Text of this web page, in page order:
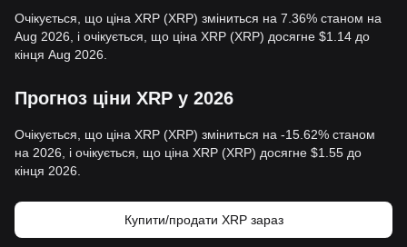
Очікується, що ціна XRP (XRP) зміниться на 7.36% станом на
Aug 2026, і очікується, що ціна XRP (XRP) досягне $1.14 до
кінця Aug 2026.
Прогноз ціни XRP у 2026
Очікується, що ціна XRP (XRP) зміниться на -15.62% станом
на 2026, і очікується, що ціна XRP (XRP) досягне $1.55 до
кінця 2026.
Купити/продати XRP зараз